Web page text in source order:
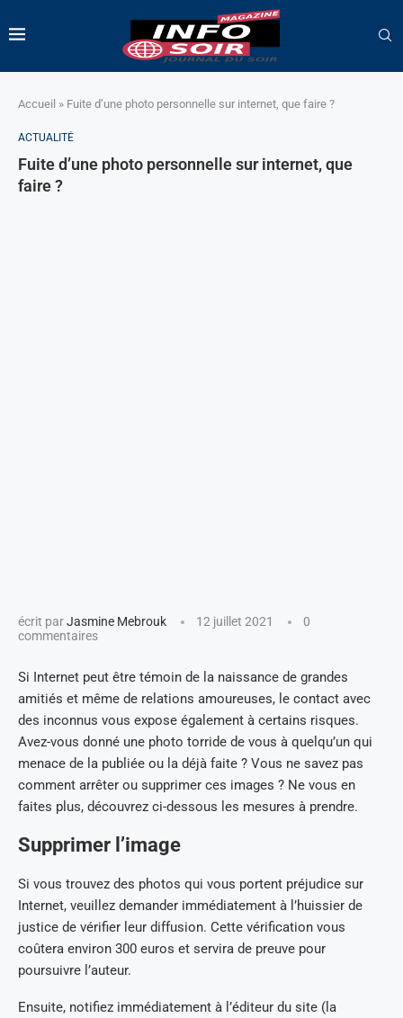
Accueil » Fuite d’une photo personnelle sur internet, que faire ?
ACTUALITÉ
Fuite d’une photo personnelle sur internet, que
faire ?
écrit parJasmine Mebrouk 12 juillet 2021
0
commentaires
Si Internet peut être témoin de la naissance de grandes
amitiés et même de relations amoureuses, le contact avec
des inconnus vous expose également à certains risques.
Avez-vous donné une photo torride de vous à quelqu’un qui
menace de la publiée ou la déjà faite ? Vous ne savez pas
comment arrêter ou supprimer ces images ? Ne vous en
faites plus, découvrez ci-dessous les mesures à prendre.
Supprimer l’image
Si vous trouvez des photos qui vous portent préjudice sur
Internet, veuillez demander immédiatement à l’huissier de
justice de vérifier leur diffusion. Cette vérification vous
coûtera environ 300 euros et servira de preuve pour
poursuivre l’auteur.
Ensuite, notifiez immédiatement à l’éditeur du site (la